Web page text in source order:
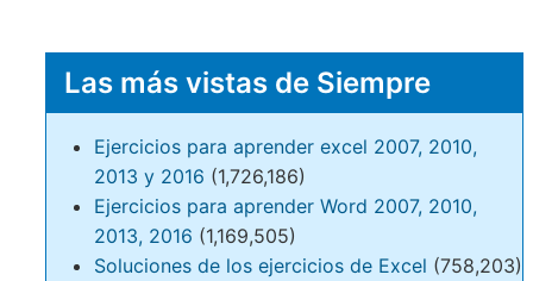
Las más vistas de Siempre
Ejercicios para aprender excel 2007, 2010,
2013 y 2016 (1,726,186)
Ejercicios para aprender Word 2007, 2010,
2013, 2016 (1,169,505)
Soluciones de los ejercicios de Excel (758,203)